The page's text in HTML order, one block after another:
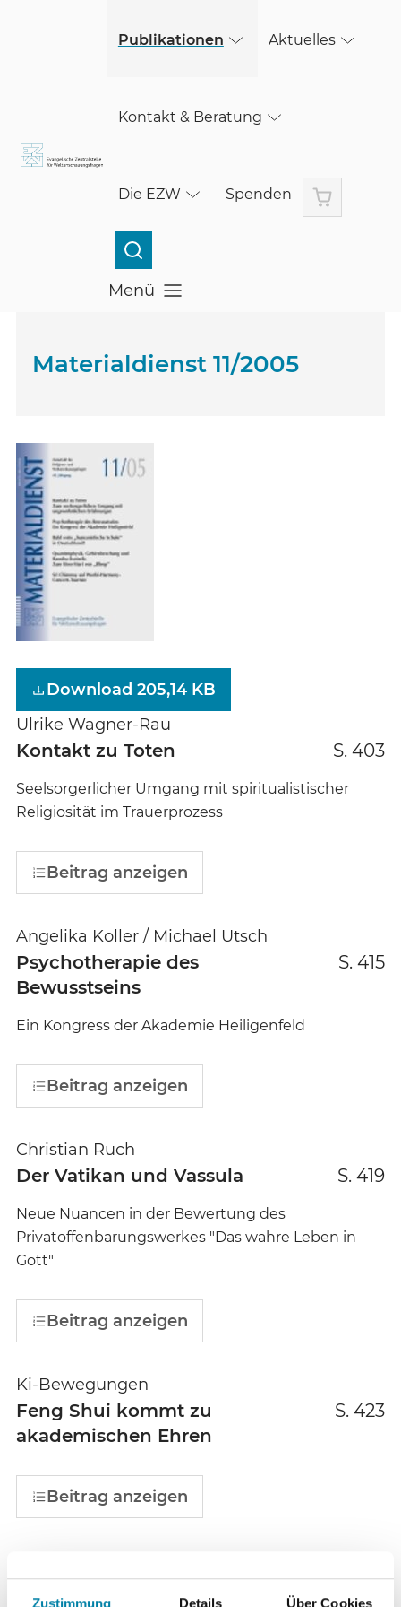
Zustimmung Details Über Cookies
Publikationen Aktuelles
Kontakt & Beratung
Die EZW Spenden Warenkorb
Menü
Menü öffnen
Materialdienst 11/2005
Download 205,14 KB
Ulrike Wagner-Rau
Kontakt zu Toten S. 403
Seelsorgerlicher Umgang mit spiritualistischer
Religiosität im Trauerprozess
Beitrag anzeigen
Angelika Koller / Michael Utsch
Psychotherapie des
Bewusstseins
S. 415
Ein Kongress der Akademie Heiligenfeld
Beitrag anzeigen
Christian Ruch
Der Vatikan und Vassula S. 419
Neue Nuancen in der Bewertung des
Privatoffenbarungswerkes "Das wahre Leben in
Gott"
Beitrag anzeigen
Ki-Bewegungen
Feng Shui kommt zu
akademischen Ehren
S. 423
Beitrag anzeigen
Internet-Lexikon der
S. 424